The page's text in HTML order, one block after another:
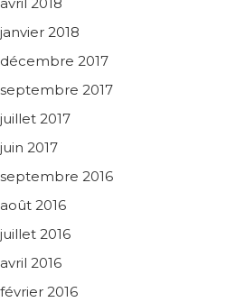
avril 2018
janvier 2018
décembre 2017
septembre 2017
juillet 2017
juin 2017
septembre 2016
août 2016
juillet 2016
avril 2016
février 2016